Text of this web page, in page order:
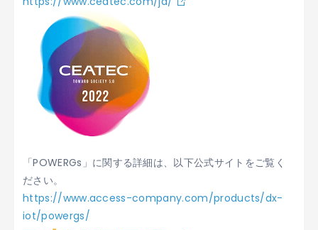
「POWERGs」に関する詳細は、以下公式サイトをご覧く
ださい。
https://www.access-company.com/products/dx-
iot/powergs/